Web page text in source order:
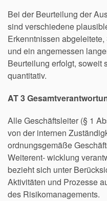
Bei der Beurteilung der
sind verschiedene
Erkenntnissen
und ein angemessen
Beurteilung erfolgt, soweit
quantitativ.
AT 3
Alle Geschäftsleiter (§ 1
von der internen
ordnungsgemäße
Weiterent- wicklung
bezieht sich unter
Aktivitäten und Prozesse
des Risikomanagements.